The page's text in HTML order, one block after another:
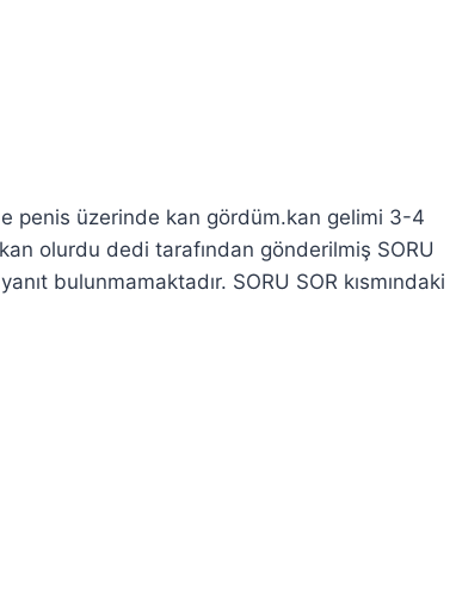
penis üzerinde kan gördüm.kan gelimi 3-4
olurdu dedi tarafından gönderilmiş SORU
bulunmamaktadır. SORU SOR kısmındaki